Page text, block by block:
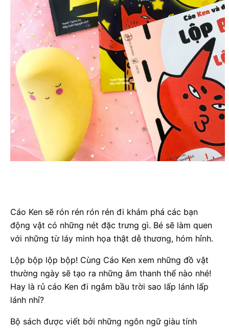
Cáo Ken sẽ rón rén rón rén đi khám phá các bạn
động vật có những nét đặc trưng gì. Bé sẽ làm quen
với những từ láy minh họa thật dễ thương, hóm hỉnh.
Lộp bộp lộp bộp! Cùng Cáo Ken xem những đồ vật
thường ngày sẽ tạo ra những âm thanh thế nào nhé!
Hay là rủ cáo Ken đi ngắm bầu trời sao lấp lánh lấp
lánh nhỉ?
Bộ sách được viết bởi những ngôn ngữ giàu tính